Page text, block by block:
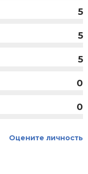
5
5
5
0
0
Оцените личность